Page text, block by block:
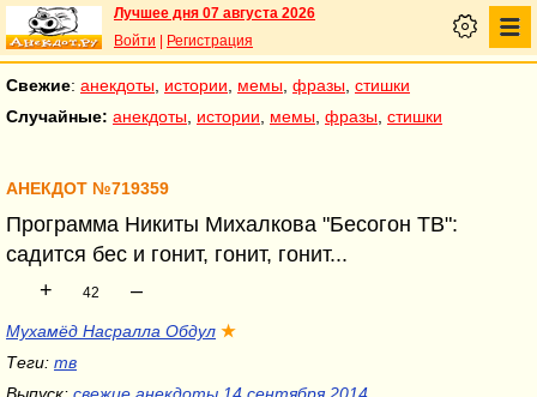
Лучшее дня 07 августа 2026
Войти
Регистрация
Свежие: анекдоты истории мемы фразы стишки
Случайные: анекдоты истории мемы фразы стишки
АНЕКДОТ №719359
Программа Никиты Михалкова "Бесогон ТВ":
садится бес и гонит, гонит, гонит...
+
42 –
Мухамёд Насралла Обдул ★
Теги: тв